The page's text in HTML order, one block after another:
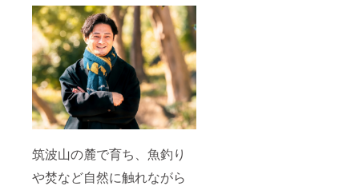
筑波山の麓で育ち、魚釣り
や焚など自然に触れながら